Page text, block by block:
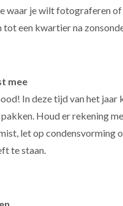
waar je wilt fotograferen
een kwartier na
mee
In deze tijd van het
Houd er rekening
let op
te staan.